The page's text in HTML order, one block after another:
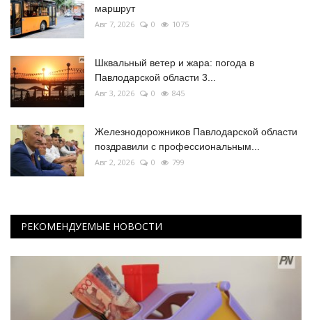
маршрут
Авг 7, 2026 0 1075
Шквальный ветер и жара: погода в
Павлодарской области 3...
Авг 3, 2026 0 845
Железнодорожников Павлодарской области
поздравили с профессиональным...
Авг 2, 2026 0 799
РЕКОМЕНДУЕМЫЕ НОВОСТИ